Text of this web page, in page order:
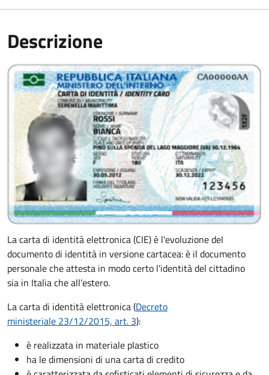
Descrizione
La carta di identità elettronica (CIE) è l'evoluzione del
documento di identità in versione cartacea: è il documento
personale che attesta in modo certo l'identità del cittadino
sia in Italia che all’estero.
La carta di identità elettronica (Decreto
ministeriale 23/12/2015, art. 3):
è realizzata in materiale plastico
ha le dimensioni di una carta di credito